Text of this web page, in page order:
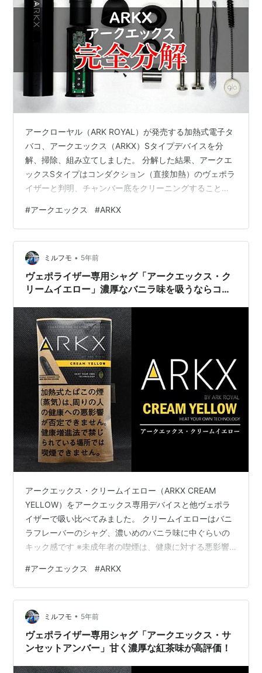
アークローヤル（ARK ROYAL）が発売する加熱式電子タ
バコ、アークエックス（ARKX）Sタイプデバイスを分
解、掃除、組み立てしました。 分解した結果、アークエ
ックスSタイプはコンダクション（直接加熱）のヴェポラ
イザーと判明、チャンバー底をクリーニングすることに
活します。 www.weblogian.com アークエックス
（ARKX）Sタイプデバイスの「分解」「掃除」「組み立
て」 外装の取り外し ボタンの取り外し 内部パーツを指
で押し出す チャンバー周辺の分解 チャンバー底のクリー
ニング 組み立て アークエックス（ARKX）Sタイプデバイ
スの…
#アークエックス #ARKX
ミルフモ • 5年前
ヴェポライザー専用シャグ「アークエックス・ク
リームイエロー」濃厚なバニラ味を吸うならコ
アークエックス・クリームイエロー（ARKX CREAM
YELLOW）をアークエックス専用デバイスと他ヴェポラ
イザーで吸い比べてみました。 クリームイエローはバニ
ラフレーバーのシャグ、濃いめのバニラ味に中ぐらいの
キック感です ※未成年者の喫煙は、健康に対する悪影響
れても決して吸ってはいけません。 ヴェポライザー専用
シャグ アークエックス・クリームイエロー（ARKX
CREAM YELLOW） 甘さひかえめな濃厚なバニラ味 バニ
ラ系のシャグはマイルドに、かつ焦げっぽさがあった方
が旨い ヴェポライザー専用シャグ アークエックス・クリ
ームイエロー（A…
#アークエックス #ARKX
ミルフモ • 5年前
ヴェポライザー専用シャグ「アークエックス・サ
ンセットアンバー」甘く濃厚な紅茶味が高評価！